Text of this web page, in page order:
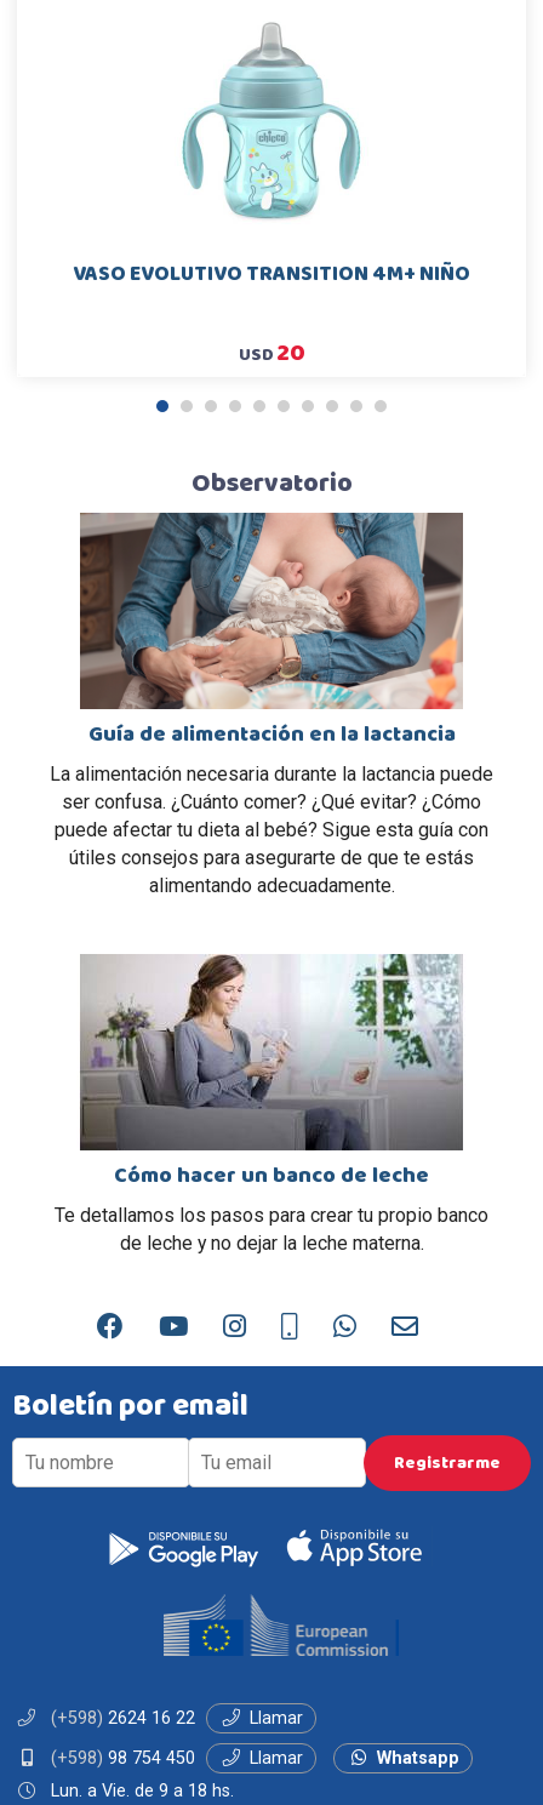
VASO EVOLUTIVO TRANSITION 4M+ NIÑO
USD20
Observatorio
Guía de alimentación en la lactancia
La alimentación necesaria durante la lactancia puede
ser confusa. ¿Cuánto comer? ¿Qué evitar? ¿Cómo
puede afectar tu dieta al bebé? Sigue esta guía con
útiles consejos para asegurarte de que te estás
alimentando adecuadamente.
Cómo hacer un banco de leche
Te detallamos los pasos para crear tu propio banco
de leche y no dejar la leche materna.
Boletín por email
(+598) 2624 16 22
Llamar
(+598) 98 754 450 Llamar
Whatsapp
Lun. a Vie. de 9 a 18 hs.